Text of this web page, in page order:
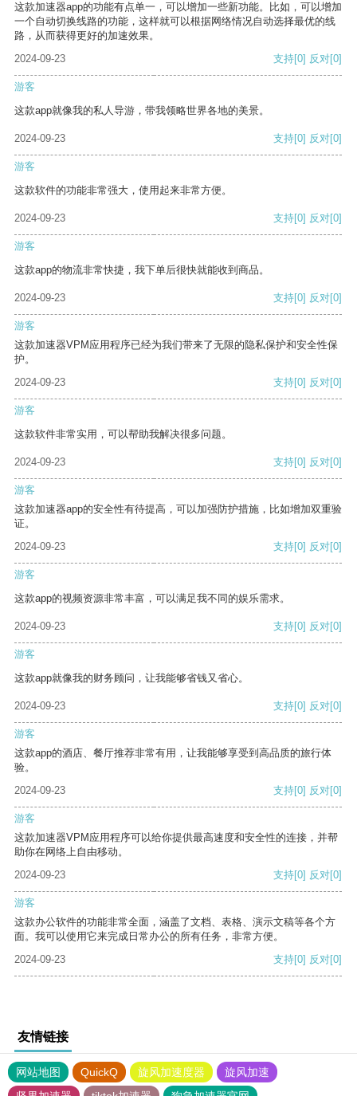
这款加速器app的功能有点单一，可以增加一些新功能。比如，可以增加
一个自动切换线路的功能，这样就可以根据网络情况自动选择最优的线
路，从而获得更好的加速效果。
2024-09-23
支持[0] 反对[0]
游客
这款app就像我的私人导游，带我领略世界各地的美景。
2024-09-23 支持[0] 反对[0]
游客
这款软件的功能非常强大，使用起来非常方便。
2024-09-23 支持[0] 反对[0]
游客
这款app的物流非常快捷，我下单后很快就能收到商品。
2024-09-23 支持[0] 反对[0]
游客
这款加速器VPM应用程序已经为我们带来了无限的隐私保护和安全性保
护。
2024-09-23
支持[0] 反对[0]
游客
这款软件非常实用，可以帮助我解决很多问题。
2024-09-23 支持[0] 反对[0]
游客
这款加速器app的安全性有待提高，可以加强防护措施，比如增加双重验
证。
2024-09-23
支持[0] 反对[0]
游客
这款app的视频资源非常丰富，可以满足我不同的娱乐需求。
2024-09-23 支持[0] 反对[0]
游客
这款app就像我的财务顾问，让我能够省钱又省心。
2024-09-23 支持[0] 反对[0]
游客
这款app的酒店、餐厅推荐非常有用，让我能够享受到高品质的旅行体
验。
2024-09-23
支持[0] 反对[0]
游客
这款加速器VPM应用程序可以给你提供最高速度和安全性的连接，并帮
助你在网络上自由移动。
2024-09-23
支持[0] 反对[0]
游客
这款办公软件的功能非常全面，涵盖了文档、表格、演示文稿等各个方
面。我可以使用它来完成日常办公的所有任务，非常方便。
2024-09-23
支持[0] 反对[0]
友情链接
网站地图 QuickQ 旋风加速度器
旋风加速